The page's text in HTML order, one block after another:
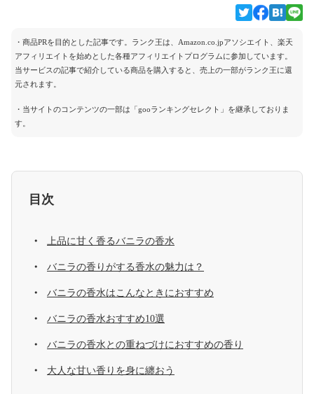
・商品PRを目的とした記事です。ランク王は、Amazon.co.jpアソシエイト、楽天
アフィリエイトを始めとした各種アフィリエイトプログラムに参加しています。
当サービスの記事で紹介している商品を購入すると、売上の一部がランク王に還
元されます。
・当サイトのコンテンツの一部は「gooランキングセレクト」を継承しておりま
す。
目次
上品に甘く香るバニラの香水
バニラの香りがする香水の魅力は？
バニラの香水はこんなときにおすすめ
バニラの香水おすすめ10選
バニラの香水との重ねづけにおすすめの香り
大人な甘い香りを身に纏おう